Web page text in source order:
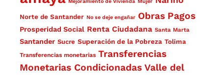
Mejoramiento de Vivienda Mujer
Norte de Santander No se deje engañar Obras Pagos
Prosperidad Social Renta Ciudadana Santa Marta
Santander Sucre Superación de la Pobreza Tolima
Transferencias monetarias Transferencias
Monetarias Condicionadas Valle del